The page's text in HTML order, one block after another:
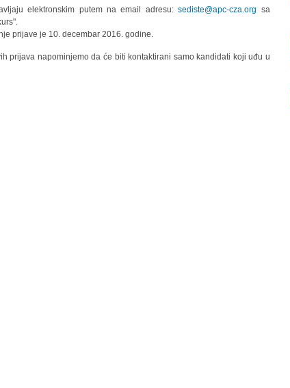
elektronskim putem na email adresu:sediste@apc-cza.org sa
prijave je 10. decembar 2016. godine.
prijava napominjemo da će biti kontaktirani samo kandidati koji uđu u